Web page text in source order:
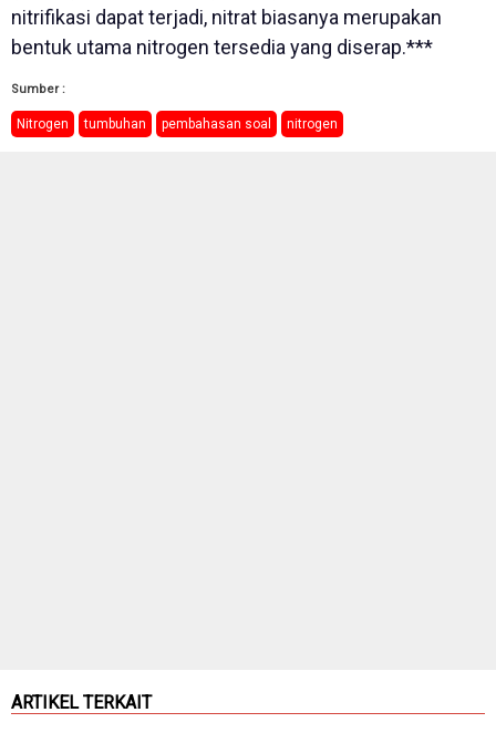
nitrifikasi dapat terjadi, nitrat biasanya merupakan
bentuk utama nitrogen tersedia yang diserap.***
Sumber :
Nitrogen tumbuhan pembahasan soal nitrogen
ARTIKEL TERKAIT